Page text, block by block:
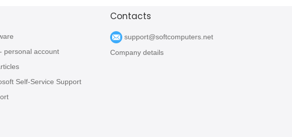
personal account
Self-Service Support
Contacts
support@softcomputers.net
Company details